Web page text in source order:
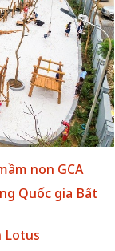
non GCA
Quốc gia Bất
Lotus